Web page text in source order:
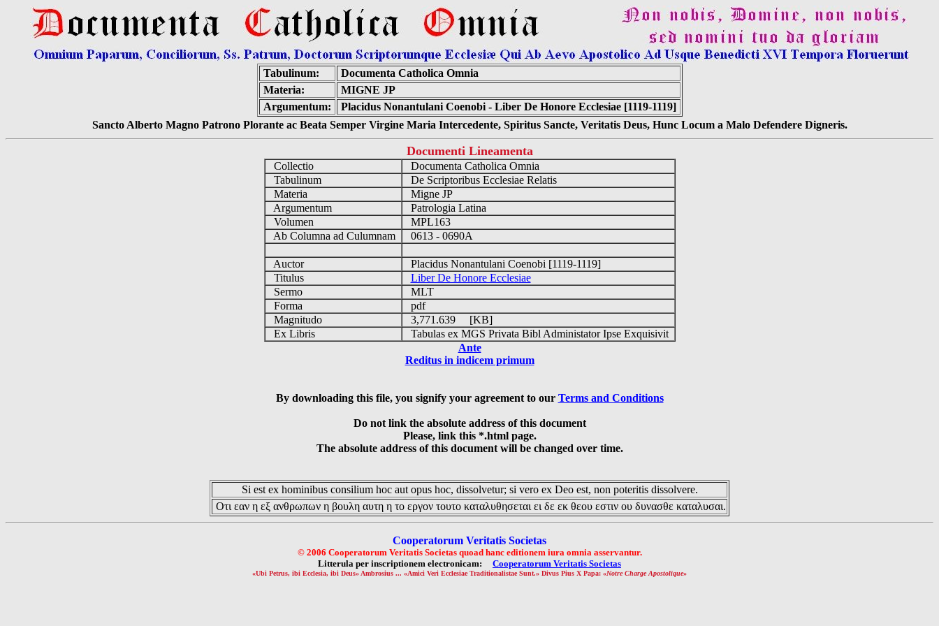
Tabulinum:
Documenta Catholica Omnia
Materia:
MIGNE JP
Argumentum:
Placidus Nonantulani Coenobi - Liber De Honore Ecclesiae [1119-1119]
Sancto Alberto Magno Patrono Plorante ac Beata Semper Virgine Maria Intercedente, Spiritus Sancte, Veritatis Deus, Hunc Locum a Malo Defendere Digneris.
Documenti Lineamenta
Collectio
Documenta Catholica Omnia
Tabulinum
De Scriptoribus Ecclesiae Relatis
Materia
Migne JP
Argumentum
Patrologia Latina
Volumen
MPL163
Ab Columna ad Culumnam
0613 - 0690A
Auctor
Placidus Nonantulani Coenobi [1119-1119]
Titulus
Liber De Honore Ecclesiae
Sermo
MLT
Forma
pdf
Magnitudo
3,771.639 [KB]
Ex Libris
Tabulas ex MGS Privata Bibl Administator Ipse Exquisivit
Ante
Reditus in indicem primum
By downloading this file, you signify your agreement to our Terms and Conditions
Do not link the absolute address of this document
Please, link this *.html page.
The absolute address of this document will be changed over time.
Si est ex hominibus consilium hoc aut opus hoc, dissolvetur; si vero ex Deo est, non poteritis dissolvere.
Οτι εαν η εξ ανθρωπων η βουλη αυτη η το εργον τουτο καταλυθησεται ει δε εκ θεου εστιν ου δυνασθε καταλυσαι.
Cooperatorum Veritatis Societas
© 2006 Cooperatorum Veritatis Societas quoad hanc editionem iura omnia asservantur.
Litterula per inscriptionem electronicam: Cooperatorum Veritatis Societas
«Ubi Petrus, ibi Ecclesia, ibi Deus» Ambrosius ... «Amici Veri Ecclesiae Traditionalistae Sunt.» Divus Pius X Papa: «Notre Charge Apostolique»